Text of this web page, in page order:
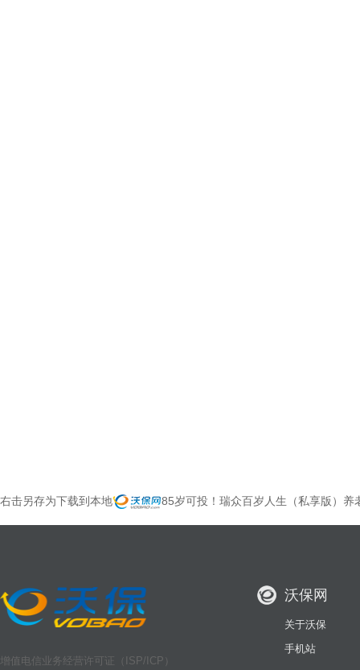
右击另存为下载到本地 85岁可投！瑞众百岁人生（私享版）养
增值电信业务经营许可证（ISP/ICP）
沃保网
关于沃保
手机站